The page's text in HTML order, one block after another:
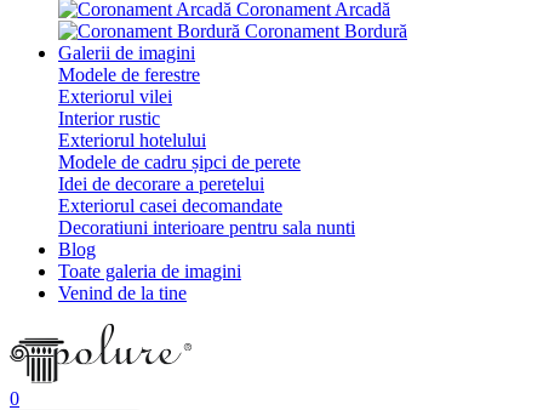
Coronament Arcadă
Coronament Bordură
Galerii de imagini
Modele de ferestre
Exteriorul vilei
Interior rustic
Exteriorul hotelului
Modele de cadru șipci de perete
Idei de decorare a peretelui
Exteriorul casei decomandate
Decoratiuni interioare pentru sala nunti
Blog
Toate galeria de imagini
Venind de la tine
0